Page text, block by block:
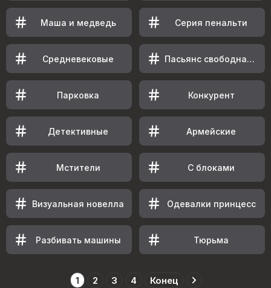
Маша и медведь Серия пенальти
Средневековые Пасьянс свободная ячейка
Парковка Конкурент
Детективные Армейские
Мстители С блоками
Визуальная новелла Одевалки принцесс
Разбивать машины Тюрьма
1 2 3 4 Конец